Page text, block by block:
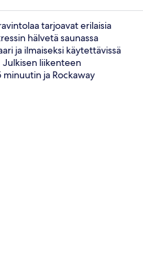
tarjoavat erilaisia
hälvetä saunassa
ja ilmaiseksi käytettävissä
Julkisen liikenteen
ja Rockaway